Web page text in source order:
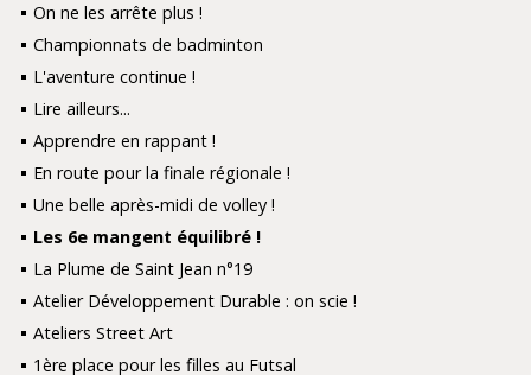
On ne les arrête plus !
Championnats de badminton
L'aventure continue !
Lire ailleurs...
Apprendre en rappant !
En route pour la finale régionale !
Une belle après-midi de volley !
Les 6e mangent équilibré !
La Plume de Saint Jean n°19
Atelier Développement Durable : on scie !
Ateliers Street Art
1ère place pour les filles au Futsal